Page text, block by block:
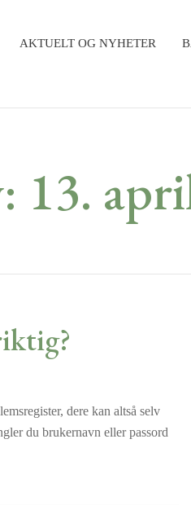
AKTUELT OG NYHETER
13.
dere kan altså selv
du brukernavn eller passord